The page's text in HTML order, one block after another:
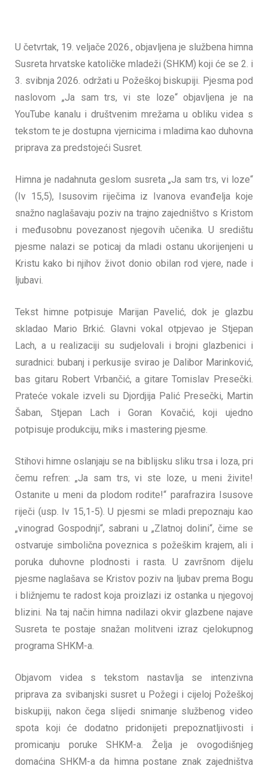
U četvrtak, 19. veljače 2026., objavljena je službena himna
Susreta hrvatske katoličke mladeži (SHKM) koji će se 2. i
3. svibnja 2026. održati u Požeškoj biskupiji. Pjesma pod
naslovom „Ja sam trs, vi ste loze“ objavljena je na
YouTube kanalu i društvenim mrežama u obliku videa s
tekstom te je dostupna vjernicima i mladima kao duhovna
priprava za predstojeći Susret.
Himna je nadahnuta geslom susreta „Ja sam trs, vi loze“
(Iv 15,5), Isusovim riječima iz Ivanova evanđelja koje
snažno naglašavaju poziv na trajno zajedništvo s Kristom
i međusobnu povezanost njegovih učenika. U središtu
pjesme nalazi se poticaj da mladi ostanu ukorijenjeni u
Kristu kako bi njihov život donio obilan rod vjere, nade i
ljubavi.
Tekst himne potpisuje Marijan Pavelić, dok je glazbu
skladao Mario Brkić. Glavni vokal otpjevao je Stjepan
Lach, a u realizaciji su sudjelovali i brojni glazbenici i
suradnici: bubanj i perkusije svirao je Dalibor Marinković,
bas gitaru Robert Vrbančić, a gitare Tomislav Presečki.
Prateće vokale izveli su Djordjija Palić Presečki, Martin
Šaban, Stjepan Lach i Goran Kovačić, koji ujedno
potpisuje produkciju, miks i mastering pjesme.
Stihovi himne oslanjaju se na biblijsku sliku trsa i loza, pri
čemu refren: „Ja sam trs, vi ste loze, u meni živite!
Ostanite u meni da plodom rodite!“ parafrazira Isusove
riječi (usp. Iv 15,1-5). U pjesmi se mladi prepoznaju kao
„vinograd Gospodnji“, sabrani u „Zlatnoj dolini“, čime se
ostvaruje simbolična poveznica s požeškim krajem, ali i
poruka duhovne plodnosti i rasta. U završnom dijelu
pjesme naglašava se Kristov poziv na ljubav prema Bogu
i bližnjemu te radost koja proizlazi iz ostanka u njegovoj
blizini. Na taj način himna nadilazi okvir glazbene najave
Susreta te postaje snažan molitveni izraz cjelokupnog
programa SHKM-a.
Objavom videa s tekstom nastavlja se intenzivna
priprava za svibanjski susret u Požegi i cijeloj Požeškoj
biskupiji, nakon čega slijedi snimanje službenog video
spota koji će dodatno pridonijeti prepoznatljivosti i
promicanju poruke SHKM-a. Želja je ovogodišnjeg
domaćina SHKM-a da himna postane znak zajedništva